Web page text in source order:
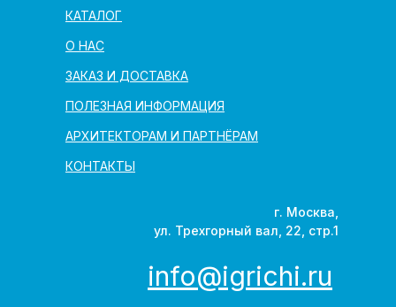
АРХИТЕКТОРАМ И ПАРТНЁРАМ
КОНТАКТЫ
ПОЛЕЗНАЯ ИНФОРМАЦИЯ
ЗАКАЗ И ДОСТАВКА
О НАС
КАТАЛОГ
г. Москва,
ул. Трехгорный вал, 22, стр.1
info@igrichi.ru